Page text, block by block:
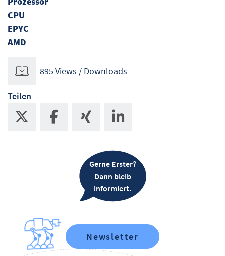
CPU
EPYC
AMD
895 Views / Downloads
Teilen
Gerne Erster?
Dann bleib
informiert.
Newsletter